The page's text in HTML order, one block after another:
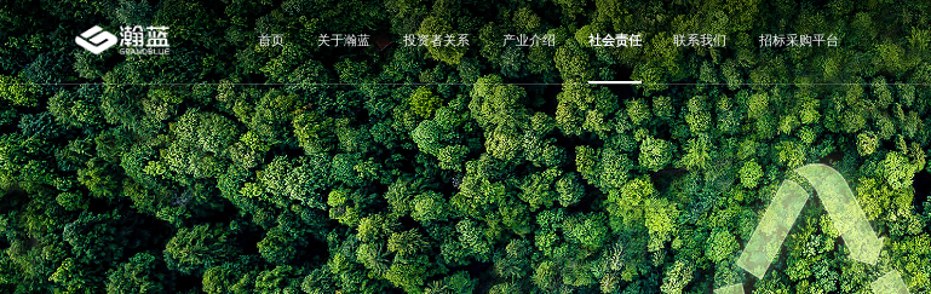
首页 关于瀚蓝 投资者关系 产业介绍 社会责任 联系我们 招标采购平台